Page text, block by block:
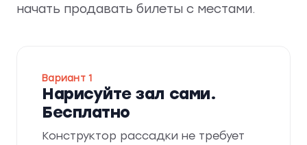
начать продавать билеты с местами.
Вариант 1
Нарисуйте зал сами.
Бесплатно
Конструктор рассадки не требует